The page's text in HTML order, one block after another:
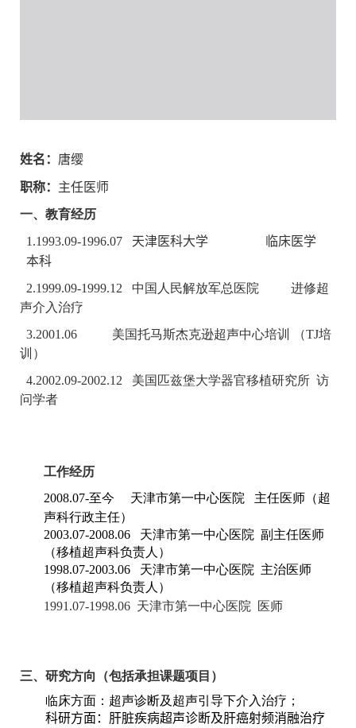
姓名： 唐缨
职称： 主任医师
一、教育经历
1.1993.09-1996.07 天津医科大学 临床医学
本科
2.1999.09-1999.12 中国人民解放军总医院 进修超
声介入治疗
3.2001.06 美国托马斯杰克逊超声中心培训 （TJ培
训）
4.2002.09-2002.12 美国匹兹堡大学器官移植研究所 访
问学者
工作经历
2008.07-至今 天津市第一中心医院 主任医师（超
声科行政主任）
2003.07-2008.06 天津市第一中心医院 副主任医师
（移植超声科负责人）
1998.07-2003.06 天津市第一中心医院 主治医师
（移植超声科负责人）
1991.07-1998.06 天津市第一中心医院 医师
三、研究方向（包括承担课题项目）
临床方面：超声诊断及超声引导下介入治疗；
科研方面： 肝脏疾病超声诊断及肝癌射频消融治疗